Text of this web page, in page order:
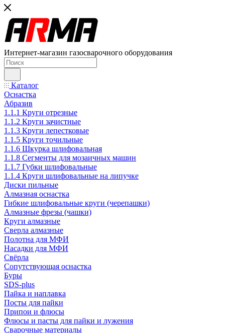
Интернет-магазин газосварочного оборудования
Каталог
Оснастка
Абразив
1.1.1 Круги отрезные
1.1.2 Круги зачистные
1.1.3 Круги лепестковые
1.1.5 Круги точильные
1.1.6 Шкурка шлифовальная
1.1.8 Сегменты для мозаичных машин
1.1.7 Губки шлифовальные
1.1.4 Круги шлифовальные на липучке
Диски пильные
Алмазная оснастка
Гибкие шлифовальные круги (черепашки)
Алмазные фрезы (чашки)
Круги алмазные
Сверла алмазные
Полотна для МФИ
Насадки для МФИ
Свёрла
Сопутствующая оснастка
Буры
SDS-plus
Пайка и наплавка
Посты для пайки
Припои и флюсы
Флюсы и пасты для пайки и лужения
Сварочные материалы